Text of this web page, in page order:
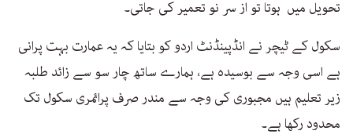
تحویل میں ہوتا تو از سر نو تعمیر کی جاتی۔
سکول کے ٹیچر نے انڈپینڈنٹ اردو کو بتایا کہ یہ عمارت بہت پرانی
ہے اسی وجہ سے بوسیدہ ہے، ہمارے ساتھ چار سو سے زائد طلبہ
زیر تعلیم ہیں مجبوری کی وجہ سے مندر صرف پرائمری سکول تک
محدود رکھا ہے۔